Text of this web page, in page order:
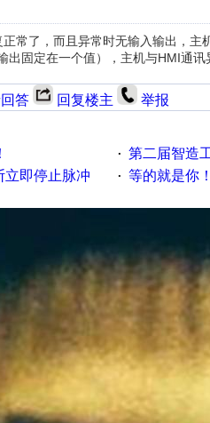
常了，而且异常时无输入输出，
出固定在一个值），主机与HMI通
答 回复楼主 举报
· 第二届智造工程
立即停止脉冲 · 等的就是你！